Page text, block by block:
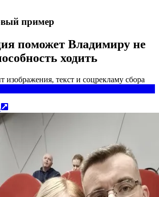
пример
поможет Владимиру не
ходить
изображения, текст и соцрекламу сбора